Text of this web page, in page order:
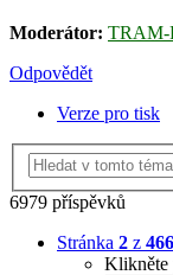
Moderátor: TRAM-
Odpovědět
Verze pro tisk
6979 příspěvků
Stránka 2 z 466
Klikněte